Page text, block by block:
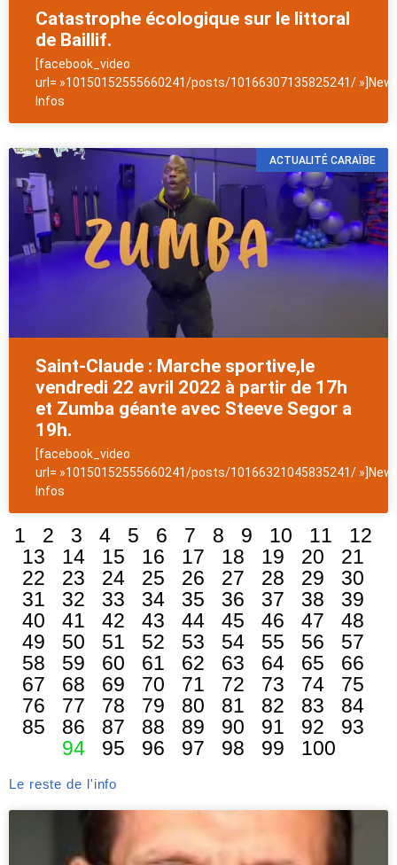
Catastrophe écologique sur le littoral
de Baillif.
[facebook_video
url= »10150152555660241/posts/10166307135825241/
Infos
ACTUALITÉ CARAÏBE
Saint-Claude : Marche sportive,le
vendredi 22 avril 2022 à partir de 17h
et Zumba géante avec Steeve Segor a
19h.
[facebook_video
url= »10150152555660241/posts/10166321045835241/
Infos
1 2 3 4 5 6 7 8 9 10 11
12
13
14 15 16 17 18 19 20
21
22
23 24 25 26 27 28 29
30
31
32 33 34 35 36 37 38
39
40
41 42 43 44 45 46 47
48
49
50 51 52 53 54 55 56
57
58
59 60 61 62 63 64 65
66
67
68 69 70 71 72 73 74
75
76
77 78 79 80 81 82 83
84
85
86 87 88 89 90 91 92
93
94
95 96 97 98 99 100
Le reste de l'info